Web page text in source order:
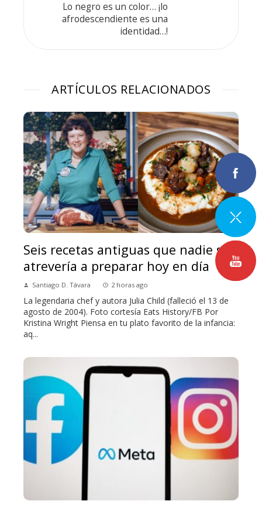
Lo negro es un color… ¡lo
afrodescendiente es una
identidad…!
ARTÍCULOS RELACIONADOS
Seis recetas antiguas que nadie se
atrevería a preparar hoy en día
Santiago D. Távara 2 horas ago
La legendaria chef y autora Julia Child (falleció el 13 de
agosto de 2004). Foto cortesía Eats History/FB Por
Kristina Wright Piensa en tu plato favorito de la infancia:
aq...